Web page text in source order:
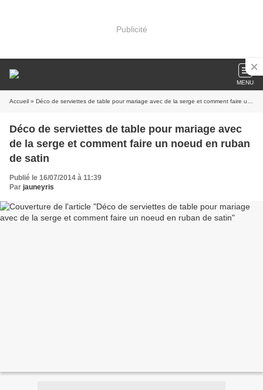
Publicité
MENU
Accueil » Déco de serviettes de table pour mariage avec de la serge et comment faire un noeud en ruban de satin
Déco de serviettes de table pour mariage avec
de la serge et comment faire un noeud en ruban
de satin
Publié le 16/07/2014 à 11:39
Par jauneyris